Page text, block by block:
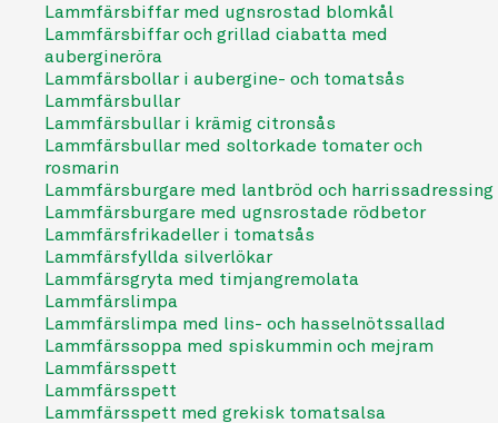
Lammfärsbiffar med ugnsrostad blomkål
Lammfärsbiffar och grillad ciabatta med
aubergineröra
Lammfärsbollar i aubergine- och tomatsås
Lammfärsbullar
Lammfärsbullar i krämig citronsås
Lammfärsbullar med soltorkade tomater och
rosmarin
Lammfärsburgare med lantbröd och harrissadressing
Lammfärsburgare med ugnsrostade rödbetor
Lammfärsfrikadeller i tomatsås
Lammfärsfyllda silverlökar
Lammfärsgryta med timjangremolata
Lammfärslimpa
Lammfärslimpa med lins- och hasselnötssallad
Lammfärssoppa med spiskummin och mejram
Lammfärsspett
Lammfärsspett
Lammfärsspett med grekisk tomatsalsa